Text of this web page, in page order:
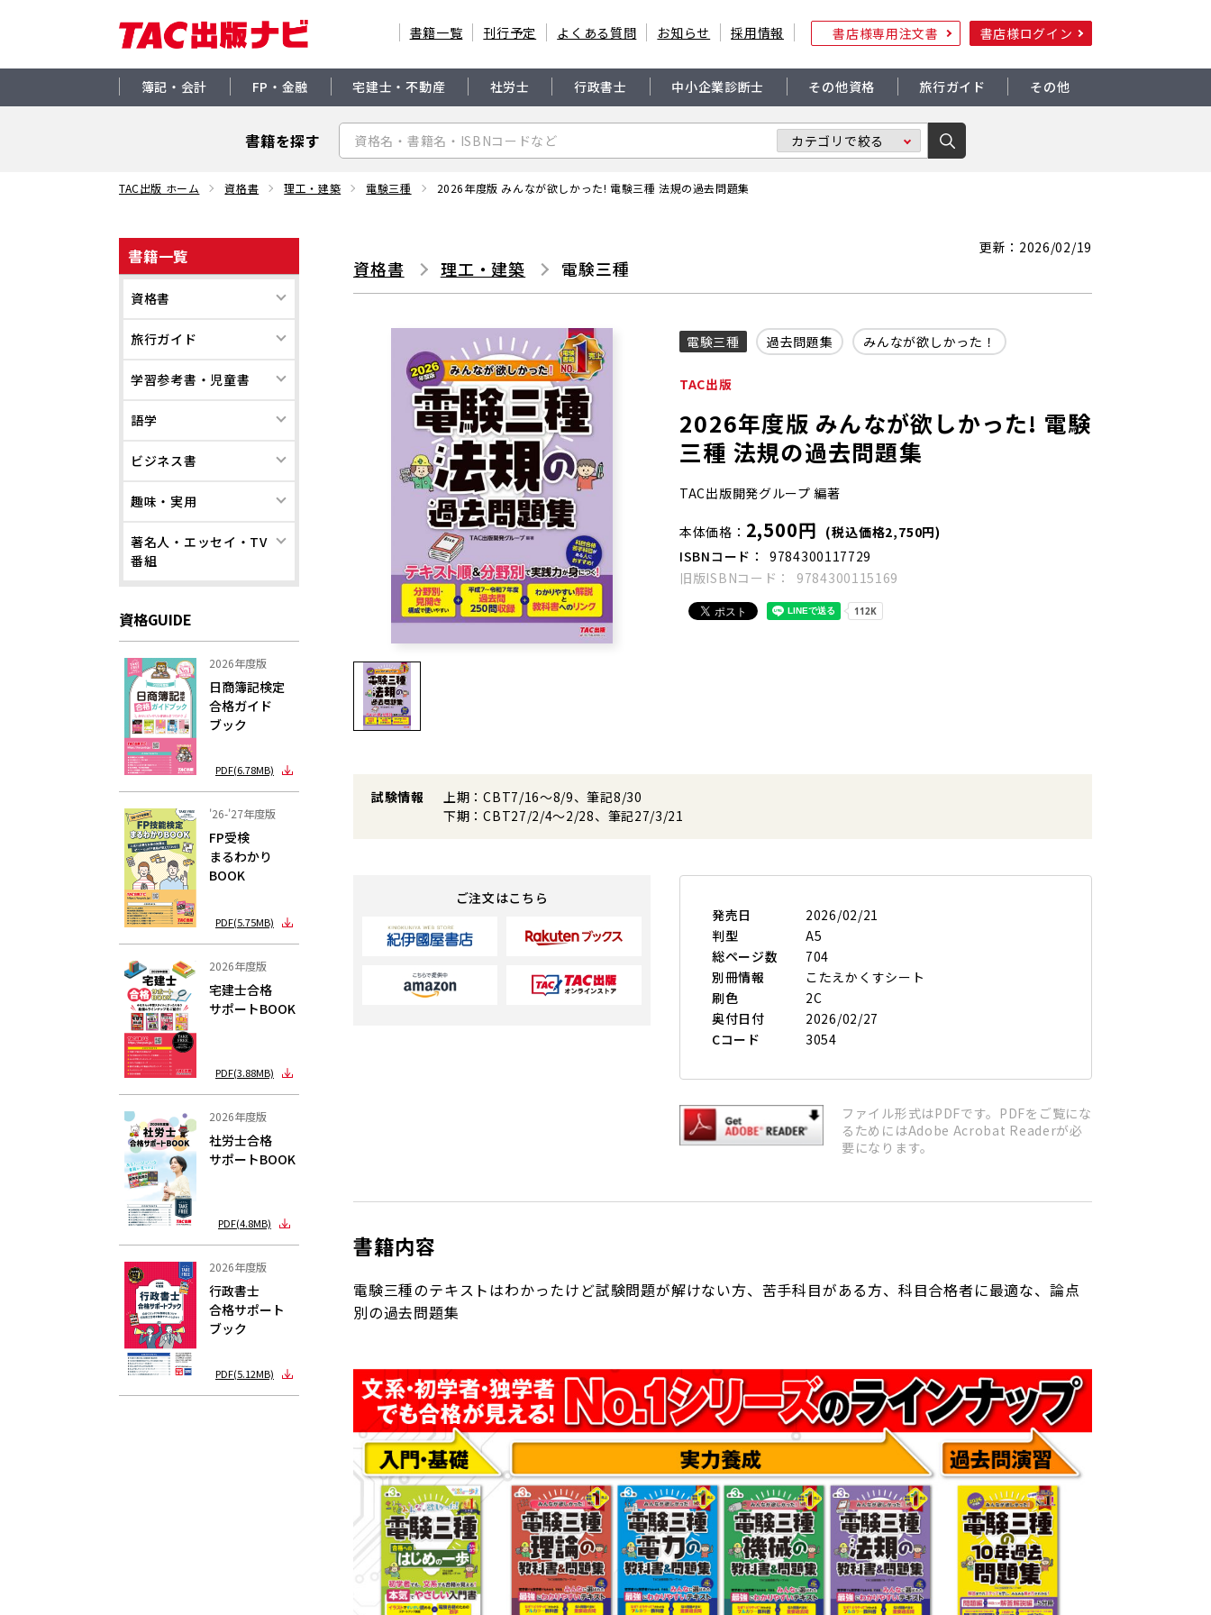
書籍一覧 刊行予定 よくある質問 お知らせ 採用情報 書店様専用注文書 書店様ログイン
簿記・会計 FP・金融 宅建士・不動産 社労士 行政書士 中小企業診断士 その他資格 旅行ガイド その他
書籍を探す
TAC出版 ホーム 資格書 理工・建築 電験三種 2026年度版 みんなが欲しかった! 電験三種 法規の過去問題集
書籍一覧
資格書
旅行ガイド
学習参考書・児童書
語学
ビジネス書
趣味・実用
著名人・エッセイ・TV
番組
資格GUIDE
2026年度版
日商簿記検定
合格ガイド
ブック
PDF(6.78MB)
'26-'27年度版
FP受検
まるわかり
BOOK
PDF(5.75MB)
2026年度版
宅建士合格
サポートBOOK
PDF(3.88MB)
2026年度版
社労士合格
サポートBOOK
PDF(4.8MB)
2026年度版
行政書士
合格サポート
ブック
PDF(5.12MB)
更新：2026/02/19
資格書 理工・建築 電験三種
電験三種 過去問題集 みんなが欲しかった！
TAC出版
2026年度版 みんなが欲しかった! 電験
三種 法規の過去問題集
TAC出版開発グループ 編著
本体価格 2,500円 (税込価格2,750円)
ISBNコード
9784300117729
旧版ISBNコード
9784300115169
試験情報
上期：CBT7/16～8/9、筆記8/30
下期：CBT27/2/4～2/28、筆記27/3/21
ご注文はこちら
発売日
2026/02/21
判型
A5
総ページ数
704
別冊情報
こたえかくすシート
刷色
2C
奥付日付
2026/02/27
Cコード
3054
ファイル形式はPDFです。PDFをご覧にな
るためにはAdobe Acrobat Readerが必
要になります。
書籍内容
電験三種のテキストはわかったけど試験問題が解けない方、苦手科目がある方、科目合格者に最適な、論点
別の過去問題集